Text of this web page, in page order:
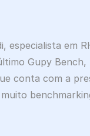
especialista em
Gupy Bench,
conta com a